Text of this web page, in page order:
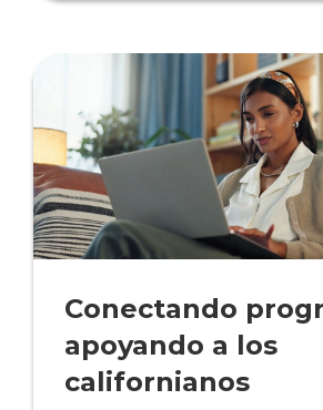
Conectando
apoyando a los
californianos